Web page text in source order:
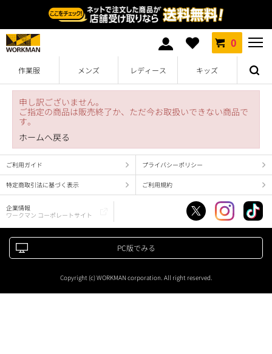
0
作業服 メンズ レディース キッズ
申し訳ございません。
ご指定の商品は販売終了か、ただ今お取扱いできない商品で
す。
ホームへ戻る
ご利用ガイド プライバシーポリシー
特定商取引法に基づく表示 ご利用規約
企業情報
ワークマン コーポレートサイト
PC版でみる
Copyright (c) WORKMAN corporation. All right reserved.